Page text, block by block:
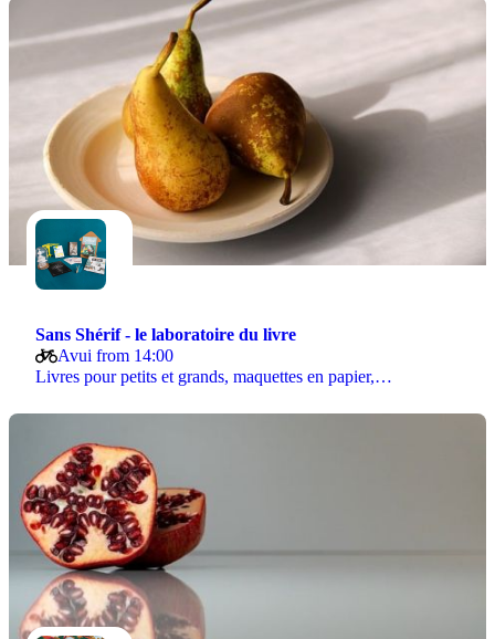
Sans Shérif - le laboratoire du livre
Avui from 14:00
Livres pour petits et grands, maquettes en papier,…